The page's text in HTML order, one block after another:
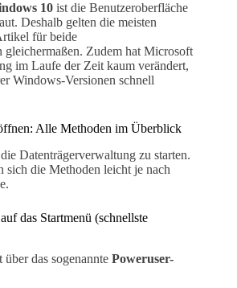
10 ist die Benutzeroberfläche
Deshalb gelten die meisten
für beide
gleichermaßen. Zudem hat Microsoft
im Laufe der Zeit kaum verändert,
Windows-Versionen schnell
Alle Methoden im Überblick
Datenträgerverwaltung zu starten.
sich die Methoden leicht je nach
das Startmenü (schnellste
das sogenannte Poweruser-